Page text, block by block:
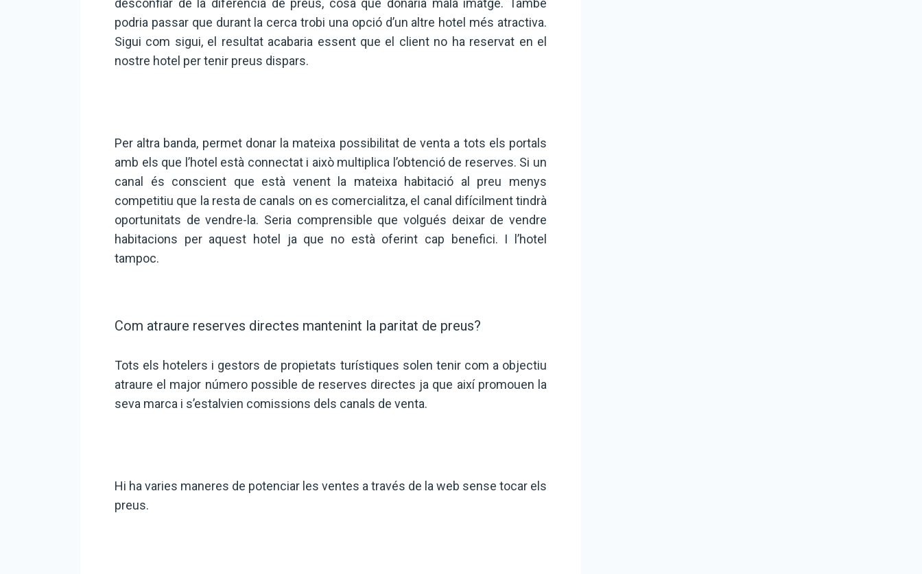
desconfiar de la diferència de preus, cosa que donaria mala imatge. També
podria passar que durant la cerca trobi una opció d’un altre hotel més atractiva.
Sigui com sigui, el resultat acabaria essent que el client no ha reservat en el
nostre hotel per tenir preus dispars.
Per altra banda, permet donar la mateixa possibilitat de venta a tots els portals
amb els que l’hotel està connectat i això multiplica l’obtenció de reserves. Si un
canal és conscient que està venent la mateixa habitació al preu menys
competitiu que la resta de canals on es comercialitza, el canal difícilment tindrà
oportunitats de vendre-la. Seria comprensible que volgués deixar de vendre
habitacions per aquest hotel ja que no està oferint cap benefici. I l’hotel
tampoc.
Com atraure reserves directes mantenint la paritat de preus?
Tots els hotelers i gestors de propietats turístiques solen tenir com a objectiu
atraure el major número possible de reserves directes ja que així promouen la
seva marca i s’estalvien comissions dels canals de venta.
Hi ha varies maneres de potenciar les ventes a través de la web sense tocar els
preus.